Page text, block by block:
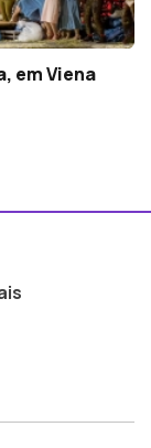
em Viena
ao